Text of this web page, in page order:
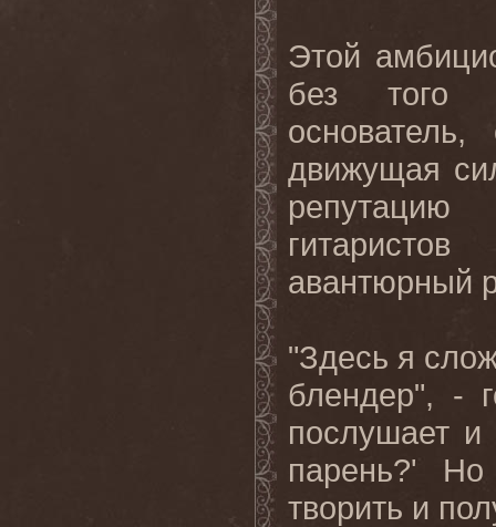
Этой
без того
движущая
авантюрный
"Здесь я
блендер", -
послушает
парень?'
творить и